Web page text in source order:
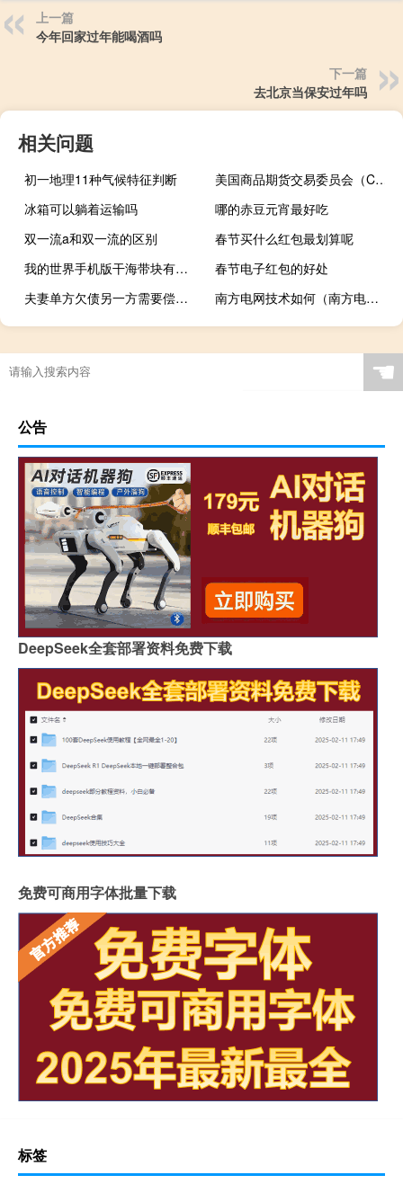
上一篇
今年回家过年能喝酒吗
下一篇
去北京当保安过年吗
相关问题
初一地理11种气候特征判断
美国商品期货交易委员会（CFTC）：截至8月22日当周日元净空头头寸为-95323手合约欧元净多头头寸为158760手合约英镑净多头头寸为59107手合约
冰箱可以躺着运输吗
哪的赤豆元宵最好吃
双一流a和双一流的区别
春节买什么红包最划算呢
我的世界手机版干海带块有什么用
春节电子红包的好处
夫妻单方欠债另一方需要偿还吗
南方电网技术如何（南方电网技术）
☚
公告
DeepSeek全套部署资料免费下载
免费可商用字体批量下载
标签